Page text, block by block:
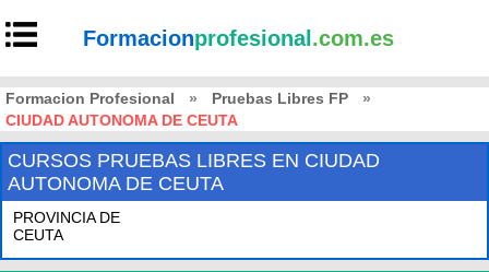
Formacionprofesional .com.es
Formacion Profesional » Pruebas Libres FP
»
CIUDAD AUTONOMA DE CEUTA
CURSOS PRUEBAS LIBRES EN CIUDAD
AUTONOMA DE CEUTA
PROVINCIA DE
CEUTA